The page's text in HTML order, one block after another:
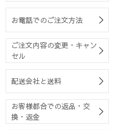
お電話でのご注文方法
ご注文内容の変更・キャン
セル
配送会社と送料
お客様都合での返品・交
換・返金